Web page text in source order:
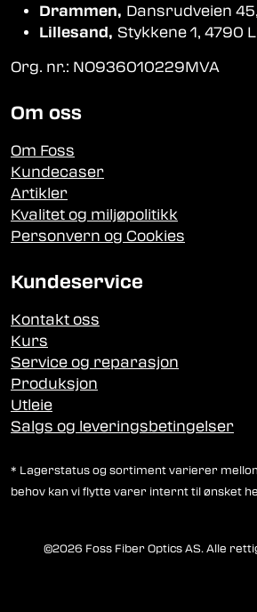
Drammen, Dansrudveien
Lillesand, Stykkene 1, 4790
Org. nr.: NO936010229MVA
Om oss
Om Foss
Kundecaser
Artikler
Kvalitet og miljøpolitikk
Personvern og Cookies
Kundeservice
Kontakt oss
Kurs
Service og reparasjon
Produksjon
Utleie
Salgs og leveringsbetingelser
* Lagerstatus og sortiment varierer
behov kan vi flytte varer internt til ønsket
©2026 Foss Fiber Optics AS. Alle